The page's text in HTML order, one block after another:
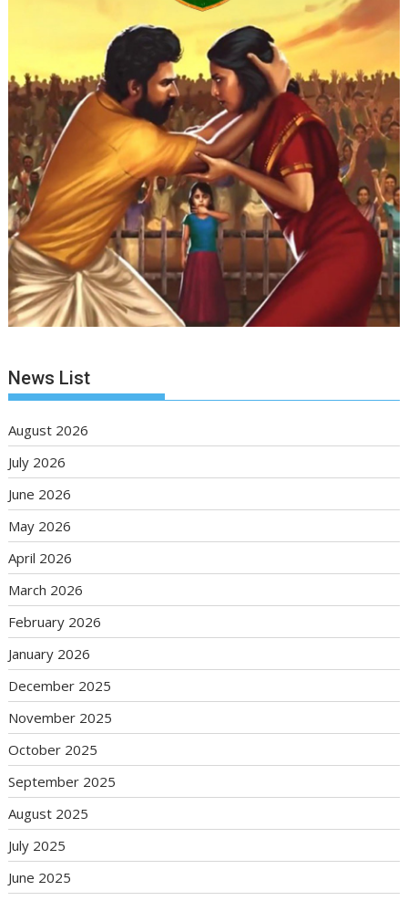
News List
August 2026
July 2026
June 2026
May 2026
April 2026
March 2026
February 2026
January 2026
December 2025
November 2025
October 2025
September 2025
August 2025
July 2025
June 2025